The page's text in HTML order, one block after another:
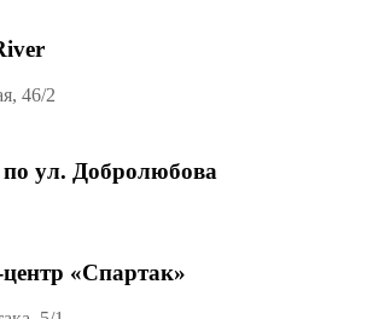
46/2
по ул. Добролюбова
центр «Спартак»